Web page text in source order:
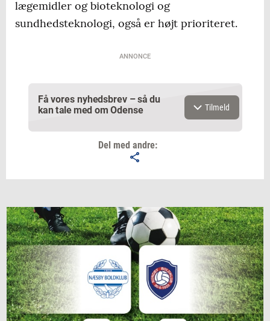
lægemidler og bioteknologi og
sundhedsteknologi, også er højt prioriteret.
ANNONCE
Få vores nyhedsbrev – så du
kan tale med om Odense
Navn
Jeg vil gerne modtage et nyhedsoverblik, samt
relevante tilbud og brugerfordele på mail. Det er altid
muligt at afmelde.
Privatlivspolitik.
Tilmeld
Del med andre: